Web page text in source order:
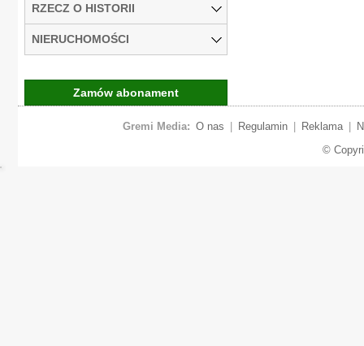
RZECZ O HISTORII
NIERUCHOMOŚCI
Zamów abonament
Gremi Media: O nas Regulamin Reklama
©